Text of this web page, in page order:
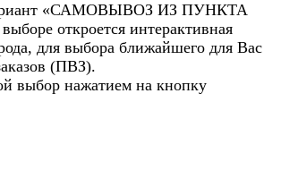
«САМОВЫВОЗ ИЗ ПУНКТА
откроется интерактивная
для выбора ближайшего для Вас
(ПВЗ).
выбор нажатием на кнопку